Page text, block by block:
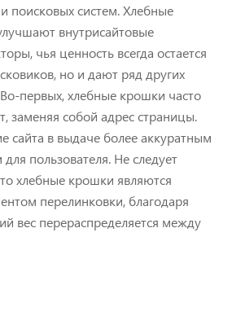
поисковых систем. Хлебные
внутрисайтовые
чья ценность всегда остается
но и дают ряд других
первых, хлебные крошки часто
заменяя собой адрес страницы.
сайта в выдаче более аккуратным
пользователя. Не следует
хлебные крошки являются
перелинковки, благодаря
вес перераспределяется между